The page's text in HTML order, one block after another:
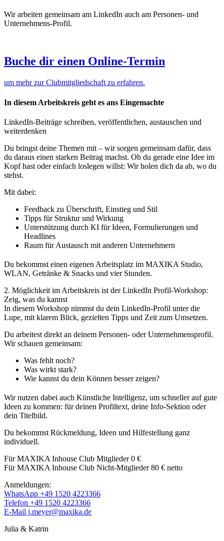
Wir arbeiten gemeinsam am LinkedIn auch am Personen- und
Unternehmens-Profil.
Buche dir einen Online-Termin
um mehr zur Clubmitgliedschaft zu erfahren.
In diesem Arbeitskreis geht es ans Eingemachte
LinkedIn-Beiträge schreiben, veröffentlichen, austauschen und
weiterdenken
Du bringst deine Themen mit – wir sorgen gemeinsam dafür, dass
du daraus einen starken Beitrag machst. Ob du gerade eine Idee im
Kopf hast oder einfach loslegen willst: Wir holen dich da ab, wo du
stehst.
Mit dabei:
Feedback zu Überschrift, Einstieg und Stil
Tipps für Struktur und Wirkung
Unterstützung durch KI für Ideen, Formulierungen und
Headlines
Raum für Austausch mit anderen Unternehmern
Du bekommst einen eigenen Arbeitsplatz im MAXIKA Studio,
WLAN, Getränke & Snacks und vier Stunden.
2. Möglichkeit im Arbeitskreis ist der LinkedIn Profil-Workshop:
Zeig, was du kannst
In diesem Workshop nimmst du dein LinkedIn-Profil unter die
Lupe, mit klarem Blick, gezielten Tipps und Zeit zum Umsetzen.
Du arbeitest direkt an deinem Personen- oder Unternehmensprofil.
Wir schauen gemeinsam:
Was fehlt noch?
Was wirkt stark?
Wie kannst du dein Können besser zeigen?
Wir nutzen dabei auch Künstliche Intelligenz, um schneller auf gute
Ideen zu kommen: für deinen Profiltext, deine Info-Sektion oder
dein Titelbild.
Du bekommst Rückmeldung, Ideen und Hilfestellung ganz
individuell.
Für MAXIKA Inhouse Club Mitglieder 0 €
Für MAXIKA Inhouse Club Nicht-Mitglieder 80 € netto
Anmeldungen:
WhatsApp +49 1520 4223366
Telefon +49 1520 4223366
E-Mail j.meyer@maxika.de
Julia & Katrin